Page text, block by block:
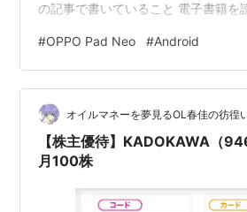
の記事で書いていること 電子書籍を
BOOK☆WALKERでSDカードが保存
きの対処法 この記事で書いていない
のにおすすめのiPad 免責しない事項
介していますが技適は通っています
らって すげー！！▼
#OPPO Pad Neo #Android
オイルマネーを夢見るOL春佳の彷徨
【株主優待】KADOKAWA（
月100株